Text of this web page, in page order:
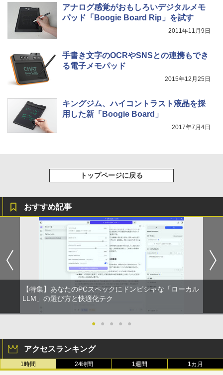
アナログ感覚がおもしろいデジタルメモ
パッド「Boogie Board Rip」を試す
2011年11月9日
手書き文字のOCRやSNSとの連携もでき
る電子メモパッド
2015年12月25日
キングジム、ハイコントラスト液晶を採
用した新「Boogie Board」
2017年7月4日
トップページに戻る
おすすめ記事
【特集】あなたのPCスペックにドンピシャな「ローカル
LLM」の選び方と快適化テク
● ● ● ● ●
アクセスランキング
1時間 24時間 1週間 1カ月